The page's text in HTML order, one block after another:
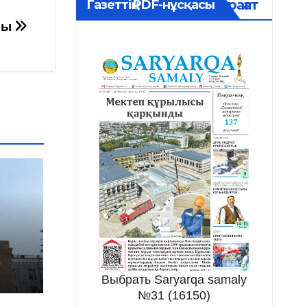
Газеттің PDF-нұсқасыМұрағат
Выбрать Saryarqa samaly
№31 (16150)